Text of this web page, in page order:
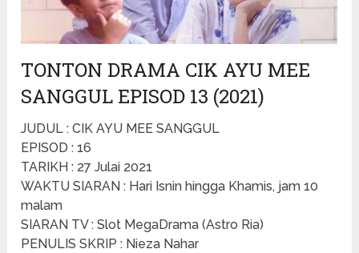
TONTON DRAMA CIK AYU MEE
SANGGUL EPISOD 13 (2021)
JUDUL : CIK AYU MEE SANGGUL
EPISOD : 16
TARIKH : 27 Julai 2021
WAKTU SIARAN : Hari Isnin hingga Khamis, jam 10
malam
SIARAN TV : Slot MegaDrama (Astro Ria)
PENULIS SKRIP : Nieza Nahar